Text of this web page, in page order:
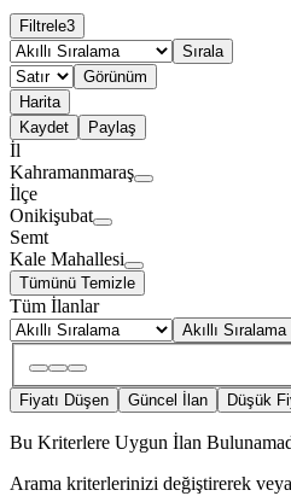
Filtrele3
Sırala
Görünüm
Harita
Kaydet
Paylaş
İl
Kahramanmaraş
İlçe
Onikişubat
Semt
Kale Mahallesi
Tümünü Temizle
Tüm İlanlar
Akıllı Sıralama
Fiyatı Düşen Güncel İlan Düşük
Bu Kriterlere Uygun İlan
Arama kriterlerinizi değiştirerek